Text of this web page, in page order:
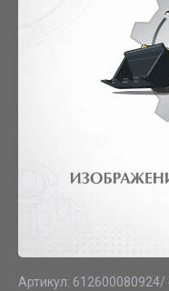
Артикул: 612600080924/